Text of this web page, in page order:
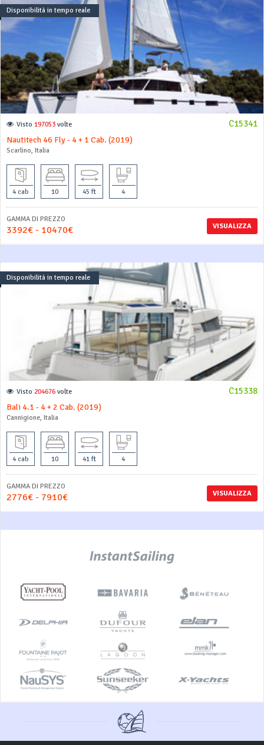
Disponibilità in tempo reale
C15341
Visto 197053 volte
Nautitech 46 Fly - 4 + 1 Cab. (2019)
Scarlino, Italia
4 cab 10 45 ft 4
VISUALIZZA
GAMMA DI PREZZO
3392€ - 10470€
Disponibilità in tempo reale
C15338
Visto 204676 volte
Bali 4.1 - 4 + 2 Cab. (2019)
Cannigione, Italia
4 cab 10 41 ft 4
VISUALIZZA
GAMMA DI PREZZO
2776€ - 7910€